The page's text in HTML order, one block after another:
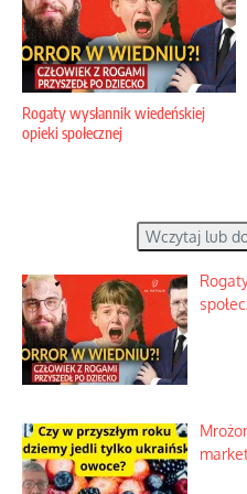
Rogaty wysłannik wiedeńskiej
opieki społecznej
Wczytaj lub